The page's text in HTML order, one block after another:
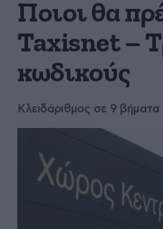
Ποιοι θα
Taxisnet –
κωδικούς
Κλειδάριθμος σε 9